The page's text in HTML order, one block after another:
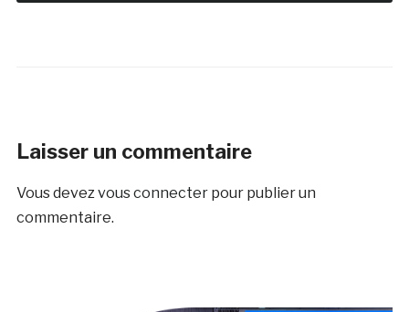
Laisser un commentaire
Vous devez vous connecterpour publier un
commentaire.